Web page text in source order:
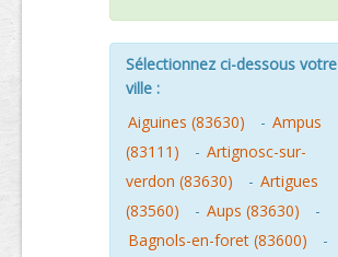
Sélectionnez ci-dessous votre
ville :
Aiguines (83630)
- Ampus
(83111)
- Artignosc-sur-
verdon (83630)
- Artigues
(83560)
- Aups (83630)
-
Bagnols-en-foret (83600)
-